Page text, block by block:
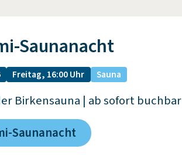
Saunanacht
Freitag, 16:00 Uhr Sauna
Birkensauna | ab sofort buchbar
Saunanacht